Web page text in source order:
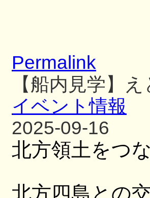
Permalink
【船内見学】
イベント情報
2025-09-16
北方領土をつ
北方四島との